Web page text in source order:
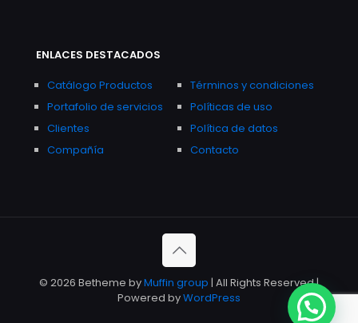
ENLACES DESTACADOS
Catálogo Productos
Portafolio de servicios
Clientes
Compañía
Términos y condiciones
Políticas de uso
Política de datos
Contacto
© 2026 Betheme byMuffin group | All Rights Reserved |
Powered byWordPress